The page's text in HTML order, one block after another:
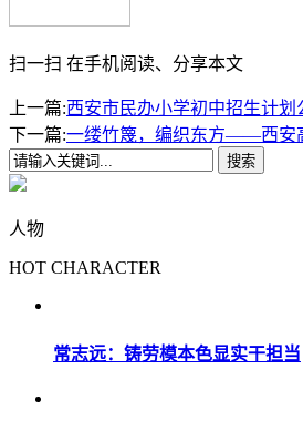
扫一扫 在手机阅读、分享本文
上一篇:西安市民办小学初中招生计划
下一篇:一缕竹篾，编织东方——西安
人物
HOT CHARACTER
常志远：铸劳模本色显实干担当